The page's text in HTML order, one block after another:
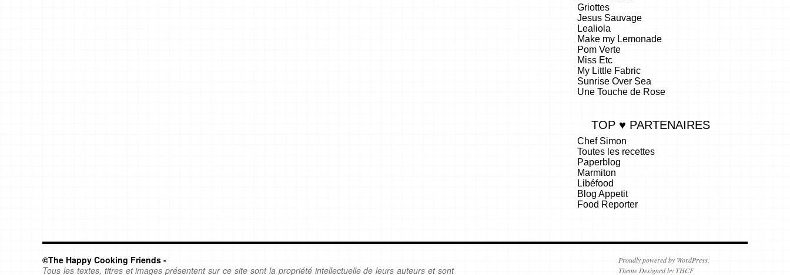
Griottes
Jesus Sauvage
Lealiola
Make my Lemonade
Pom Verte
Miss Etc
My Little Fabric
Sunrise Over Sea
Une Touche de Rose
TOP ♥ PARTENAIRES
Chef Simon
Toutes les recettes
Paperblog
Marmiton
Libéfood
Blog Appetit
Food Reporter
©The Happy Cooking Friends -
Tous les textes, titres et images présentent sur ce site sont la propriété intellectuelle de leurs auteurs et sont
Proudly powered by WordPress.
Theme Designed by THCF